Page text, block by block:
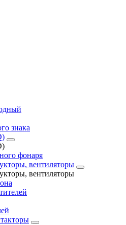
знака
фонаря
вентиляторы
вентиляторы